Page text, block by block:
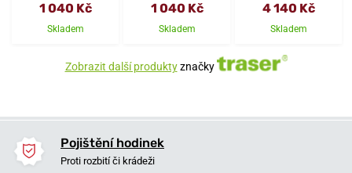
1 040 Kč
Skladem
1 040 Kč
Skladem
4 140 Kč
Skladem
Zobrazit další produktyznačky
Pojištění hodinek
Proti rozbití či krádeži